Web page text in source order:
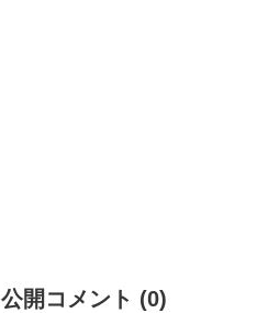
公開コメント (0)